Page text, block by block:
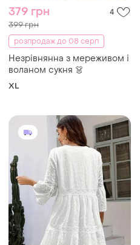
379 грн 4
399 грн
розпродаж до 08 серп
Незрівнянна з мереживом і
воланом сукня 👗
XL